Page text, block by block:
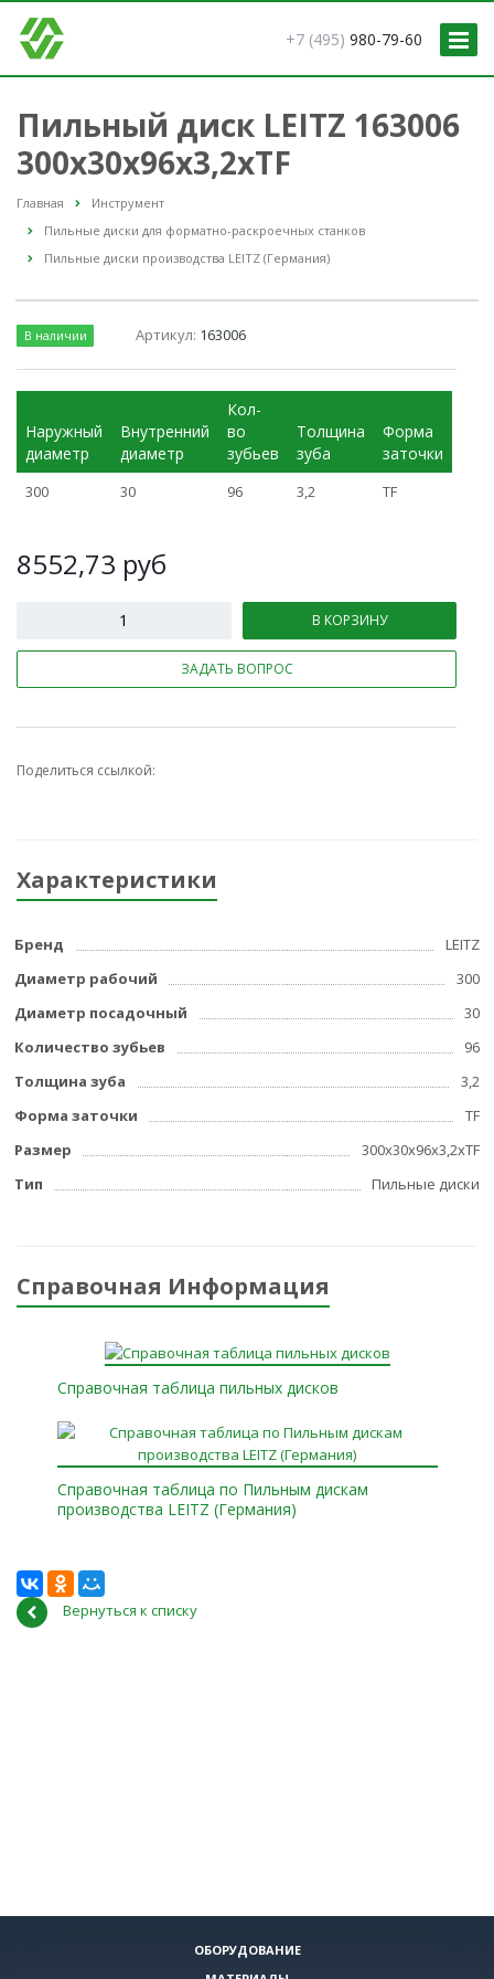
+7 (495) 980-79-60
Пильный диск LEITZ 163006
300x30x96x3,2xTF
Главная
Инструмент
Пильные диски для форматно-раскроечных станков
Пильные диски производства LEITZ (Германия)
В наличии Артикул: 163006
Наружный
диаметр
Внутренний
диаметр
Кол-
во
зубьев
Толщина
зуба
Форма
заточки
300 30 96 3,2 TF
8552,73 руб
В КОРЗИНУ
ЗАДАТЬ ВОПРОС
Поделиться ссылкой:
Характеристики
Бренд
LEITZ
Диаметр рабочий
300
Диаметр посадочный
30
Количество зубьев
96
Толщина зуба
3,2
Форма заточки
TF
Размер
300x30x96x3,2xTF
Тип
Пильные диски
Справочная Информация
Справочная таблица пильных дисков
Справочная таблица по Пильным дискам
производства LEITZ (Германия)
Вернуться к списку
ОБОРУДОВАНИЕ